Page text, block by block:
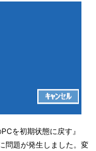
を初期状態に戻す』
問題が発生しました。変